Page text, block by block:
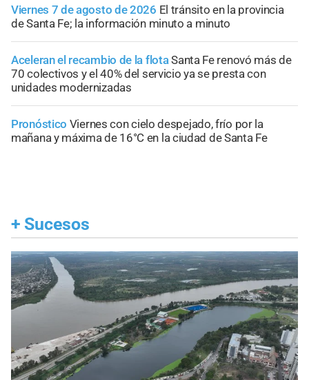
Viernes 7 de agosto de 2026 El tránsito en la provincia
de Santa Fe; la información minuto a minuto
Aceleran el recambio de la flotaSanta Fe renovó más de
70 colectivos y el 40% del servicio ya se presta con
unidades modernizadas
Pronóstico Viernes con cielo despejado, frío por la
mañana y máxima de 16°C en la ciudad de Santa Fe
+ Sucesos